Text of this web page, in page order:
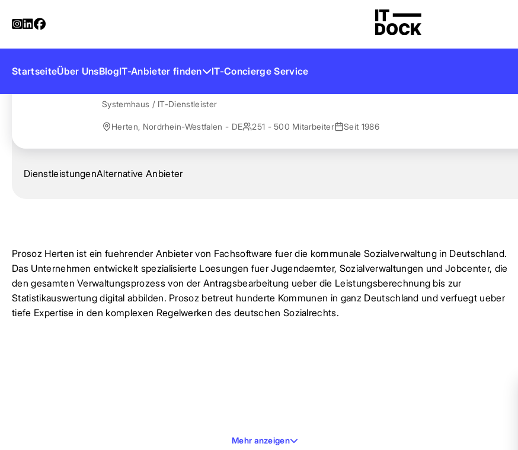
StartseiteÜber UnsBlogIT-Anbieter finden IT-Concierge Service
Startseite
Prosoz Herten
Systemhaus / IT-Dienstleister
Herten, Nordrhein-Westfalen - DE 251 - 500 Mitarbeiter Seit 1986
DienstleistungenAlternative Anbieter
Prosoz Herten ist ein fuehrender Anbieter von Fachsoftware fuer die kommunale Sozialverwaltung in Deutschland.
Das Unternehmen entwickelt spezialisierte Loesungen fuer Jugendaemter, Sozialverwaltungen und Jobcenter, die
den gesamten Verwaltungsprozess von der Antragsbearbeitung ueber die Leistungsberechnung bis zur
Statistikauswertung digital abbilden. Prosoz betreut hunderte Kommunen in ganz Deutschland und verfuegt ueber
tiefe Expertise in den komplexen Regelwerken des deutschen Sozialrechts.
Mehr anzeigen